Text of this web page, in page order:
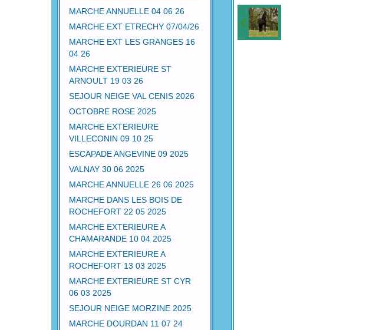
MARCHE ANNUELLE 04 06 26
MARCHE EXT ETRECHY 07/04/26
MARCHE EXT LES GRANGES 16
04 26
MARCHE EXTERIEURE ST
ARNOULT 19 03 26
SEJOUR NEIGE VAL CENIS 2026
OCTOBRE ROSE 2025
MARCHE EXTERIEURE
VILLECONIN 09 10 25
ESCAPADE ANGEVINE 09 2025
VALNAY 30 06 2025
MARCHE ANNUELLE 26 06 2025
MARCHE DANS LES BOIS DE
ROCHEFORT 22 05 2025
MARCHE EXTERIEURE A
CHAMARANDE 10 04 2025
MARCHE EXTERIEURE A
ROCHEFORT 13 03 2025
MARCHE EXTERIEURE ST CYR
06 03 2025
SEJOUR NEIGE MORZINE 2025
MARCHE DOURDAN 11 07 24